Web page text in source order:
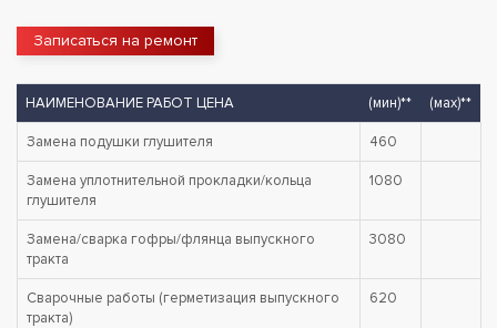
Записаться на ремонт
НАИМЕНОВАНИЕ РАБОТ ЦЕНА (мин)** (мах)**
Замена подушки глушителя 460
Замена уплотнительной прокладки/кольца
глушителя
1080
Замена/сварка гофры/флянца выпускного
тракта
3080
Сварочные работы (герметизация выпускного
тракта)
620